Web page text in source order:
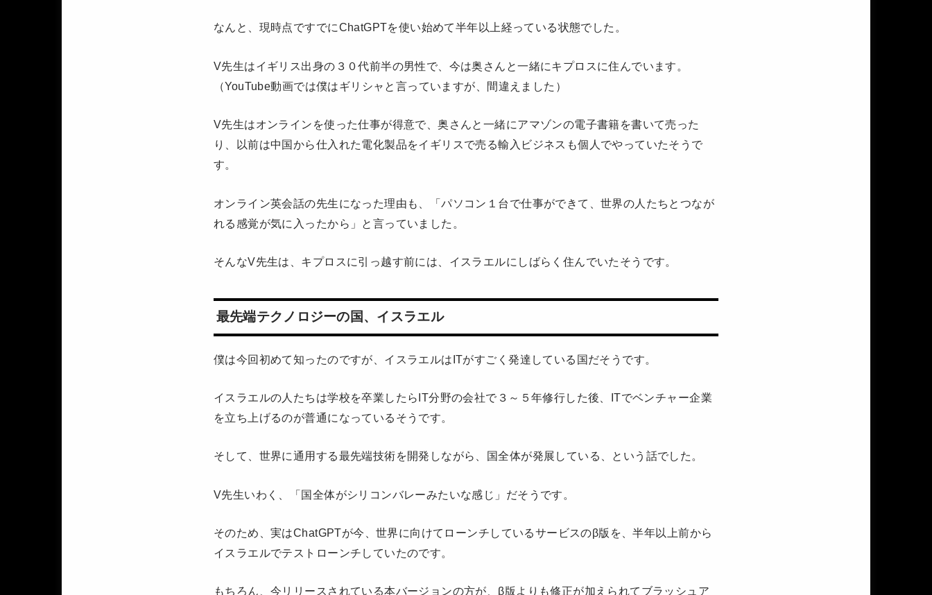
なんと、現時点ですでにChatGPTを使い始めて半年以上経っている状態でした。
V先生はイギリス出身の３０代前半の男性で、今は奥さんと一緒にキプロスに住んでいます。
（YouTube動画では僕はギリシャと言っていますが、間違えました）
V先生はオンラインを使った仕事が得意で、奥さんと一緒にアマゾンの電子書籍を書いて売った
り、以前は中国から仕入れた電化製品をイギリスで売る輸入ビジネスも個人でやっていたそうで
す。
オンライン英会話の先生になった理由も、「パソコン１台で仕事ができて、世界の人たちとつなが
れる感覚が気に入ったから」と言っていました。
そんなV先生は、キプロスに引っ越す前には、イスラエルにしばらく住んでいたそうです。
最先端テクノロジーの国、イスラエル
僕は今回初めて知ったのですが、イスラエルはITがすごく発達している国だそうです。
イスラエルの人たちは学校を卒業したらIT分野の会社で３～５年修行した後、ITでベンチャー企業
を立ち上げるのが普通になっているそうです。
そして、世界に通用する最先端技術を開発しながら、国全体が発展している、という話でした。
V先生いわく、「国全体がシリコンバレーみたいな感じ」だそうです。
そのため、実はChatGPTが今、世界に向けてローンチしているサービスのβ版を、半年以上前から
イスラエルでテストローンチしていたのです。
もちろん、今リリースされている本バージョンの方が、β版よりも修正が加えられてブラッシュア